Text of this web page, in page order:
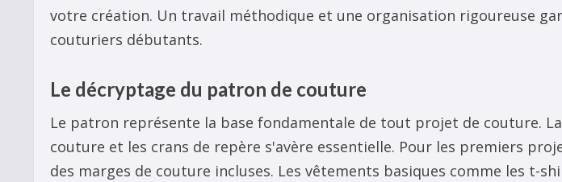
votre création. Un travail méthodique et une organisation rigoureuse
couturiers débutants.
Le décryptage du patron de couture
Le patron représente la base fondamentale de tout projet de couture.
couture et les crans de repère s'avère essentielle. Pour les premiers
des marges de couture incluses. Les vêtements basiques comme les t-